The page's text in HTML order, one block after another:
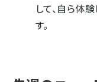
して、自ら体
す。